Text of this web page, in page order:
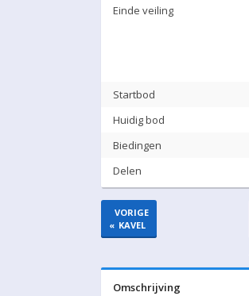
Einde veiling
Startbod
Huidig bod
Biedingen
Delen
«
VORIGE
KAVEL
Omschrijving